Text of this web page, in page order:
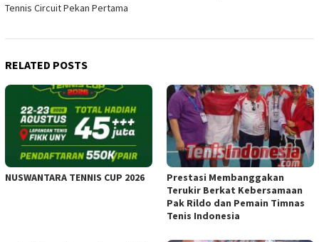
Tennis Circuit Pekan Pertama
RELATED POSTS
NUSWANTARA TENNIS CUP 2026
Prestasi Membanggakan
Terukir Berkat Kebersamaan
Pak Rildo dan Pemain Timnas
Tenis Indonesia